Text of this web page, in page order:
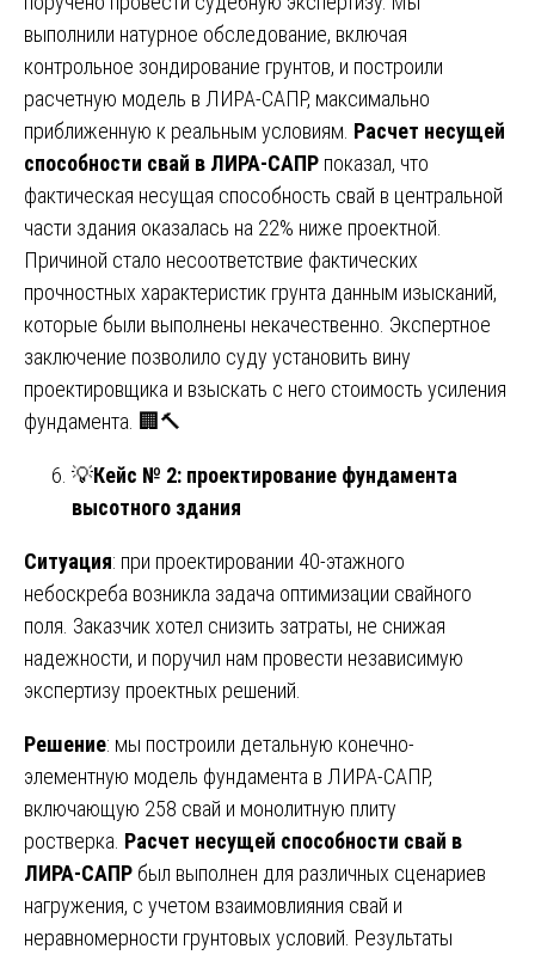
выполнили натурное обследование, включая
контрольное зондирование грунтов, и построили
расчетную модель в ЛИРА-САПР, максимально
приближенную к реальным условиям. Расчет несущей
способности свай в ЛИРА-САПР показал, что
фактическая несущая способность свай в центральной
части здания оказалась на 22% ниже проектной.
Причиной стало несоответствие фактических
прочностных характеристик грунта данным изысканий,
которые были выполнены некачественно. Экспертное
заключение позволило суду установить вину
проектировщика и взыскать с него стоимость усиления
фундамента. 🏢🔨
💡Кейс № 2: проектирование фундамента
высотного здания
Ситуация: при проектировании 40-этажного
небоскреба возникла задача оптимизации свайного
поля. Заказчик хотел снизить затраты, не снижая
надежности, и поручил нам провести независимую
экспертизу проектных решений.
Решение: мы построили детальную конечно-
элементную модель фундамента в ЛИРА-САПР,
включающую 258 свай и монолитную плиту
ростверка. Расчет несущей способности свай в
ЛИРА-САПР был выполнен для различных сценариев
нагружения, с учетом взаимовлияния свай и
неравномерности грунтовых условий. Результаты